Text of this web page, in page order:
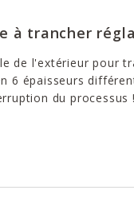
à trancher
de l'extérieur pour
6 épaisseurs
du processus !